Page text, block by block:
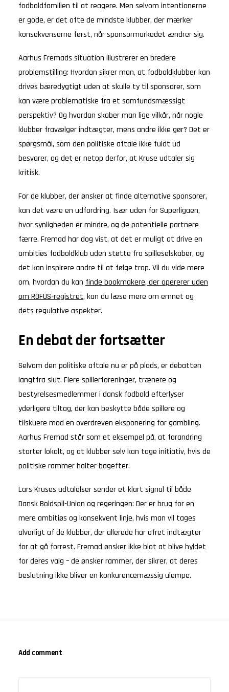
fodboldfamilien til at reagere. Men selvom intentionerne
er gode, er det ofte de mindste klubber, der mærker
konsekvenserne først, når sponsormarkedet ændrer sig.
Aarhus Fremads situation illustrerer en bredere
problemstilling: Hvordan sikrer man, at fodboldklubber kan
drives bæredygtigt uden at skulle ty til sponsorer, som
kan være problematiske fra et samfundsmæssigt
perspektiv? Og hvordan skaber man lige vilkår, når nogle
klubber fravælger indtægter, mens andre ikke gør? Det er
spørgsmål, som den politiske aftale ikke fuldt ud
besvarer, og det er netop derfor, at Kruse udtaler sig
kritisk.
For de klubber, der ønsker at finde alternative sponsorer,
kan det være en udfordring. Især uden for Superligaen,
hvor synligheden er mindre, og de potentielle partnere
færre. Fremad har dog vist, at det er muligt at drive en
ambitiøs fodboldklub uden støtte fra spilleselskaber, og
det kan inspirere andre til at følge trop. Vil du vide mere
om, hvordan du kan finde bookmakere, der opererer uden
om ROFUS-registret, kan du læse mere om emnet og
dets regulative aspekter.
En debat der fortsætter
Selvom den politiske aftale nu er på plads, er debatten
langtfra slut. Flere spillerforeninger, trænere og
bestyrelsesmedlemmer i dansk fodbold efterlyser
yderligere tiltag, der kan beskytte både spillere og
tilskuere mod en overdreven eksponering for gambling.
Aarhus Fremad står som et eksempel på, at forandring
starter lokalt, og at klubber selv kan tage initiativ, hvis de
politiske rammer halter bagefter.
Lars Kruses udtalelser sender et klart signal til både
Dansk Boldspil-Union og regeringen: Der er brug for en
mere ambitiøs og konsekvent linje, hvis man vil tages
alvorligt af de klubber, der allerede har ofret indtægter
for at gå forrest. Fremad ønsker ikke blot at blive hyldet
for deres valg – de ønsker rammer, der sikrer, at deres
beslutning ikke bliver en konkurencemæssig ulempe.
Add comment